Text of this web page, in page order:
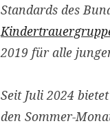
Standards des
2019 für alle
Seit Juli 2024
den Sommer-